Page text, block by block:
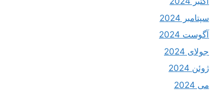
سپتامبر 2024
آگوست 2024
جولای 2024
ژوئن 2024
می 2024